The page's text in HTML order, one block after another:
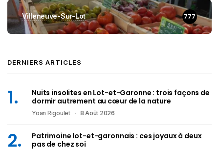
Villeneuve-Sur-Lot 777
DERNIERS ARTICLES
Nuits insolites en Lot-et-Garonne : trois façons de
dormir autrement au cœur de la nature
Yoan Rigoulet 8 Août 2026
Patrimoine lot-et-garonnais : ces joyaux à deux
pas de chez soi